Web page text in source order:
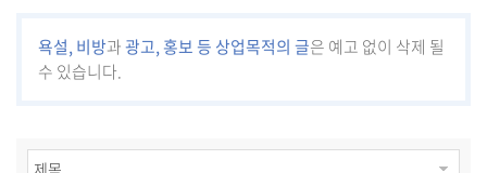
욕설, 비방과광고, 홍보 등 상업목적의 글은 예고 없이 삭제 될
수 있습니다.